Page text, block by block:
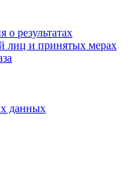
результатах
лиц и принятых мерах
данных